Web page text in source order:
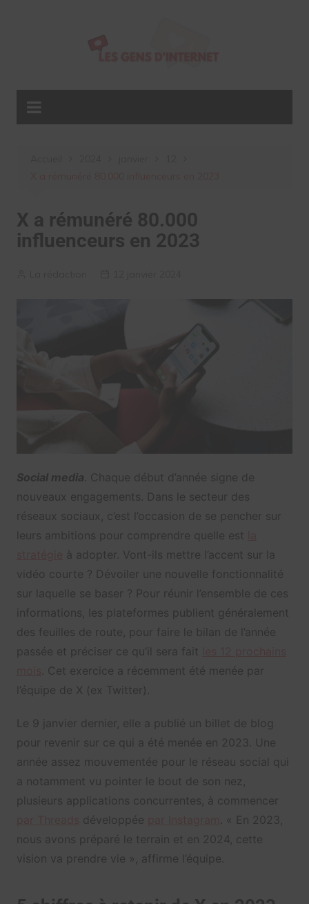
X a rémunéré 80.000
influenceurs en 2023
Social media . Chaque début d’année signe de
nouveaux engagements. Dans le secteur des
réseaux sociaux, c’est l’occasion de se pencher sur
leurs ambitions pour comprendre quelle est
à adopter. Vont-ils mettre l’accent sur la
vidéo courte ? Dévoiler une nouvelle fonctionnalité
sur laquelle se baser ? Pour réunir l’ensemble de ces
informations, les plateformes publient généralement
des feuilles de route, pour faire le bilan de l’année
passée et préciser ce qu’il sera fait
. Cet exercice a récemment été menée par
l’équipe de X (ex Twitter).
Le 9 janvier dernier, elle a publié un billet de blog
pour revenir sur ce qui a été menée en 2023. Une
année assez mouvementée pour le réseau social qui
a notamment vu pointer le bout de son nez,
plusieurs applications concurrentes, à commencer
développée
. « En 2023,
nous avons préparé le terrain et en 2024, cette
vision va prendre vie », affirme l’équipe.